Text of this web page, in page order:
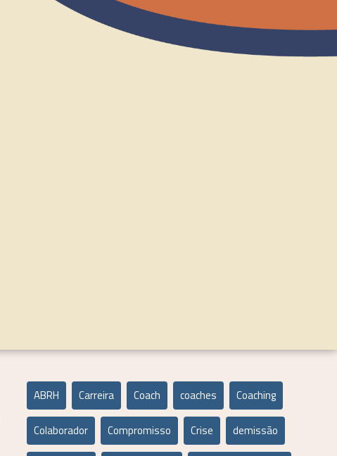
ABRH Carreira Coach coaches Coaching
Colaborador Compromisso Crise demissão